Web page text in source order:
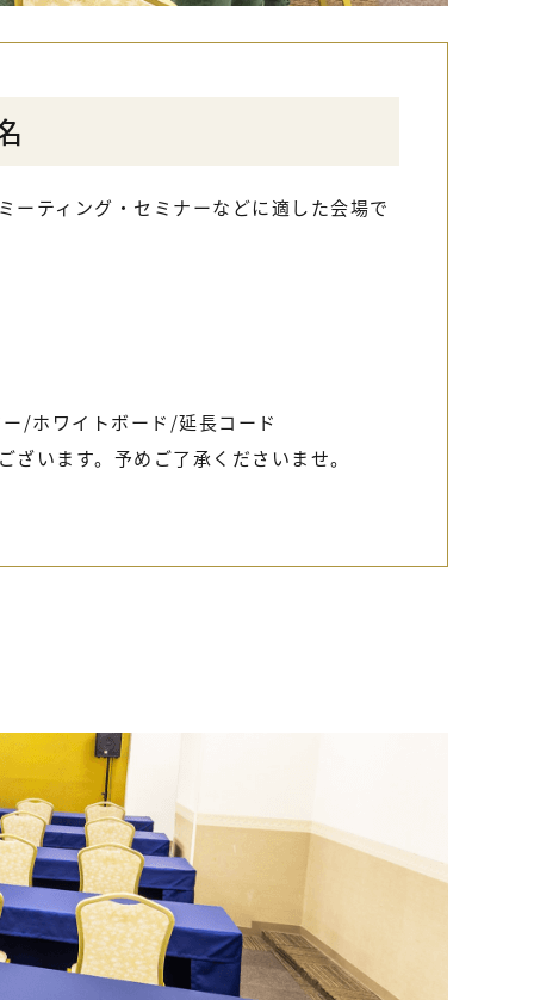
ーティング・セミナーなどに適した会場で
/ホワイトボード/延長コード
います。予めご了承くださいませ。